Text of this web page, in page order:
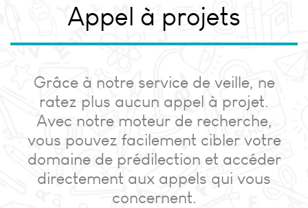
Appel à projets
Grâce à notre service de veille, ne
ratez plus aucun appel à projet.
Avec notre moteur de recherche,
vous pouvez facilement cibler votre
domaine de prédilection et accéder
directement aux appels qui vous
concernent.